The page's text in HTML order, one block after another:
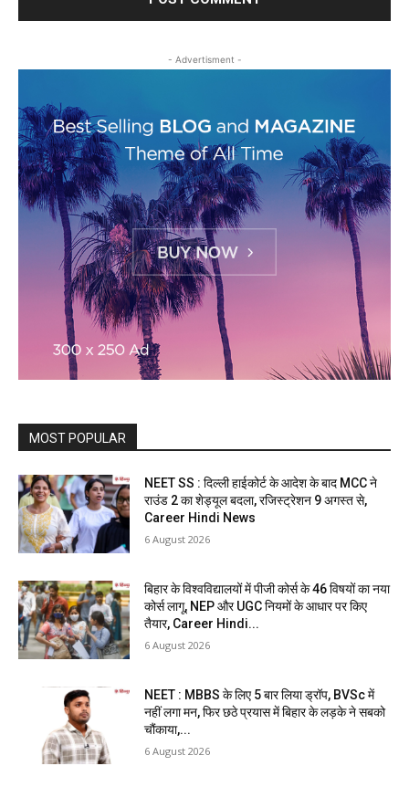
- Advertisment -
MOST POPULAR
NEET SS : दिल्ली हाईकोर्ट के आदेश के बाद MCC ने
राउंड 2 का शेड्यूल बदला, रजिस्ट्रेशन 9 अगस्त से,
Career Hindi News
6 August 2026
बिहार के विश्वविद्यालयों में पीजी कोर्स के 46 विषयों का नया
कोर्स लागू, NEP और UGC नियमों के आधार पर किए
तैयार, Career Hindi...
6 August 2026
NEET : MBBS के लिए 5 बार लिया ड्रॉप, BVSc में
नहीं लगा मन, फिर छठे प्रयास में बिहार के लड़के ने सबको
चौंकाया,...
6 August 2026